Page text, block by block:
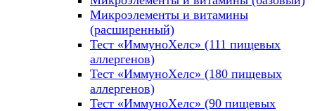
Микроэлементы и витамины
(расширенный)
Тест «ИммуноХелс» (111 пищевых
аллергенов)
Тест «ИммуноХелс» (180 пищевых
аллергенов)
Тест «ИммуноХелс» (90 пищевых